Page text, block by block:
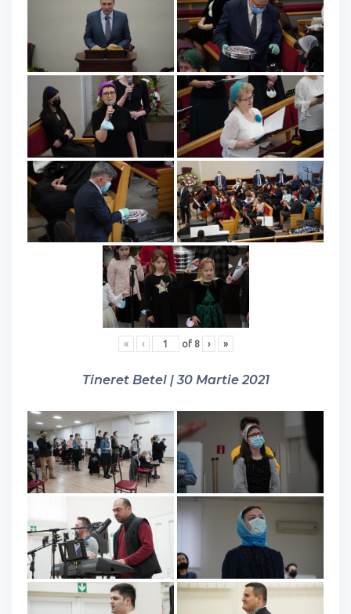
« ‹ of 8 › »
Tineret Betel | 30 Martie 2021